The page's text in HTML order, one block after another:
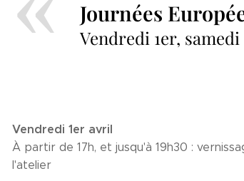
Journées
Vendredi 1er,
Vendredi 1er avril
À partir de 17h, et jusqu'à 19h30 :
l'atelier